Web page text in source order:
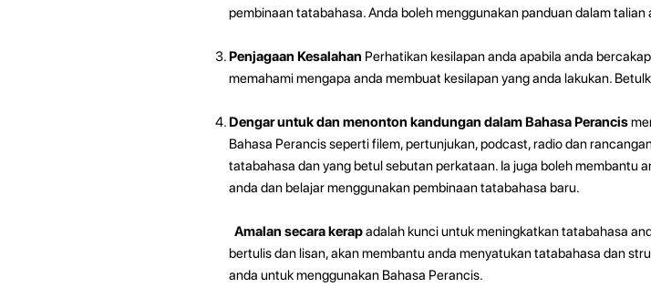
pembinaan tatabahasa. Anda boleh menggunakan panduan dalam talian
Penjagaan Kesalahan Perhatikan kesilapan anda apabila anda
memahami mengapa anda membuat kesilapan yang anda lakukan.
Dengar untuk dan menonton kandungan dalam Bahasa Perancis
Bahasa Perancis seperti filem, pertunjukan, podcast, radio dan
tatabahasa dan yang betul sebutan perkataan. Ia juga boleh membantu
anda dan belajar menggunakan pembinaan tatabahasa baru.
Amalan secara kerapadalah kunci untuk meningkatkan tatabahasa
bertulis dan lisan, akan membantu anda menyatukan tatabahasa dan
anda untuk menggunakan Bahasa Perancis.